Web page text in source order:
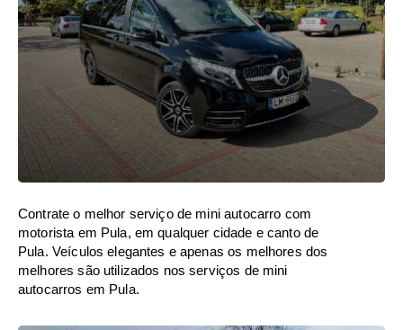
Contrate o melhor serviço de mini autocarro com
motorista em Pula, em qualquer cidade e canto de
Pula. Veículos elegantes e apenas os melhores dos
melhores são utilizados nos serviços de mini
autocarros em Pula.